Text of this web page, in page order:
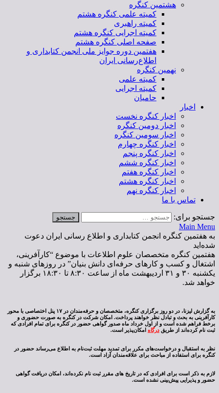
هشتمین کنگره
کمیته علمی کنگره هشتم
کمیته راهبری
کمیته اجرایی کنگره هشتم
صفحه اصلی کنگره هشتم
هفتمین دوره جوایز ملی انجمن کتابداری و
اطلاع‌رسانی ایران
نهمین کنگره
کمیته علمی
کمیته اجرایی
حامیان
اخبار
اخبار کنگره نخست
اخبار دومین کنگره
اخبار سومین کنگره
اخبار کنگره چهارم
اخبار کنگره پنجم
اخبار کنگره ششم
اخبار کنگره هفتم
اخبار کنگره هشتم
اخبار کنگره نهم
تماس با ما
جستجو برای:
Main Menu
به هفتمین کنگره انجمن کتابداری و اطلاع رسانی ایران دعوت
شده‌اید
هفتمین کنگره متخصصان علوم اطلاعات با موضوع “کارآفرینی،
اشتغال و کسب و کارهای حرفه‌ای دانش بنیان” در روزهای شنبه و
یکشنبه ۳۰ و ۳۱ اردیبهشت ماه از ساعت ۸:۳۰ تا ۱۸:۳۰ برگزار
خواهد شد.
به گزارش لیزنا، در دو روز برگزاری کنگره، متخصصان و حرفه‌مندان در ۱۷ پنل اختصاصی با محور
کارآفرینی به بحث و تبادل نظر خواهند پرداخت. امکان شرکت در کنگره به صورت حضوری و
برخط فراهم شده است و از اول خرداد ماه صدور گواهی حضور در کنگره برای تمام افرادی که
ثبت نام کرده‌اند از طریق درگاه امکان‌پذیر است.
نظر به استقبال و درخواست‌های مکرر برای تمدید مهلت ثبت‌نام به اطلاع می‌رساند حضور در
کنگره برای استفاده از مباحث برای علاقه‌مندان آزاد است.
لازم به ذکر است برای افرادی که در تاریخ های مقرر ثبت نام نکرده‌اند، امکان دریافت گواهی
حضور و پذیرایی پیش‌بینی نشده است.